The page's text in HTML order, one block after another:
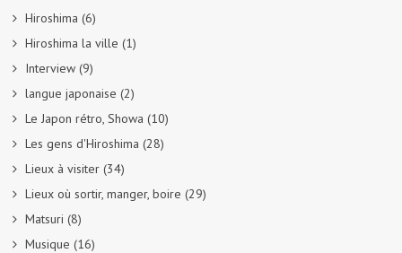
Hiroshima (6)
Hiroshima la ville (1)
Interview (9)
langue japonaise (2)
Le Japon rétro, Showa (10)
Les gens d'Hiroshima (28)
Lieux à visiter (34)
Lieux où sortir, manger, boire (29)
Matsuri (8)
Musique (16)